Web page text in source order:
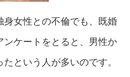
身女性との不倫でも、既婚
ンケートをとると、男性か
という人が多いのです。